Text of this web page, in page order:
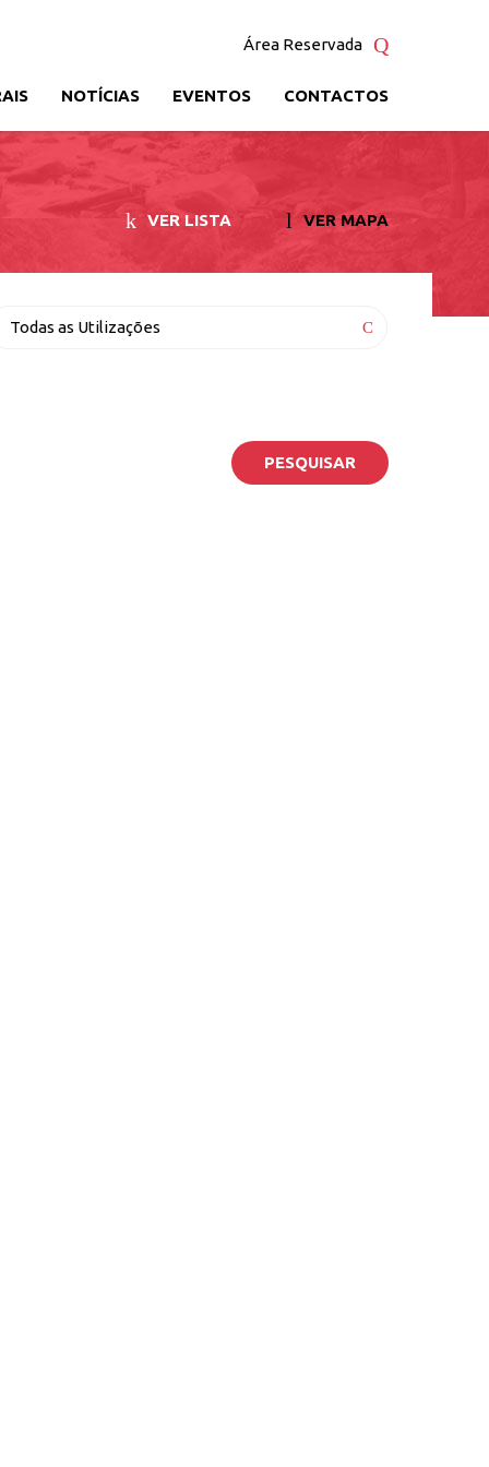
Área Reservada
NOTÍCIAS EVENTOS CONTACTOS
VER LISTA VER MAPA
Todas as Utilizações